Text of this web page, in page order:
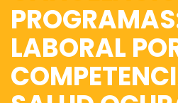
LABORAL